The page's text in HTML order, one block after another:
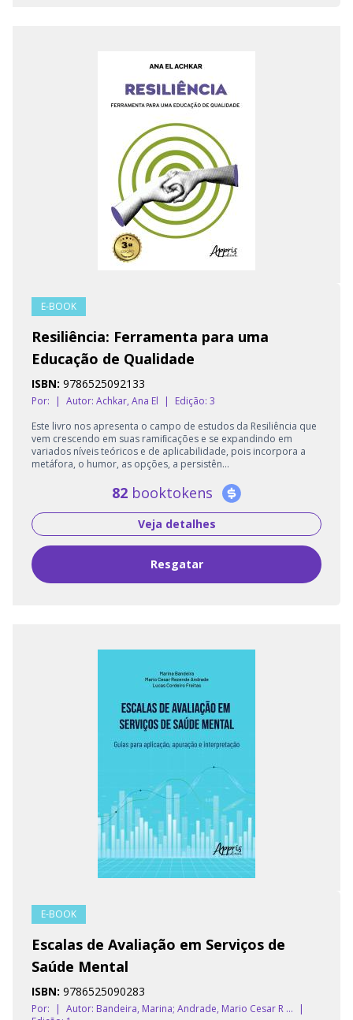
E-BOOK
Resiliência: Ferramenta para uma
Educação de Qualidade
ISBN: 9786525092133
Por: | Autor: Achkar, Ana El |
Edição: 3
Este livro nos apresenta o campo de estudos da Resiliência que
vem crescendo em suas ramiﬁcações e se expandindo em
variados níveis teóricos e de aplicabilidade, pois incorpora a
metáfora, o humor, as opções, a persistên...
82 booktokens
Veja detalhes
Resgatar
E-BOOK
Escalas de Avaliação em Serviços de
Saúde Mental
ISBN: 9786525090283
Por: | Autor: Bandeira, Marina; Andrade, Mario Cesar R ...
|